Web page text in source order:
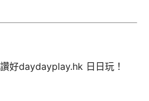
好daydayplay.hk 日日玩！